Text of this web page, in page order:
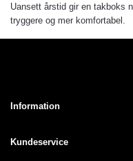
Uansett årstid gir en takboks
tryggere og mer komfortabel.
Information
Kundeservice